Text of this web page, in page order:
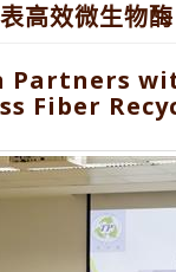
高效微生物酶
Partners
Fiber